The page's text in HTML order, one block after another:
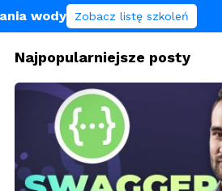
wody Zobacz listę szkoleń
Najpopularniejsze posty